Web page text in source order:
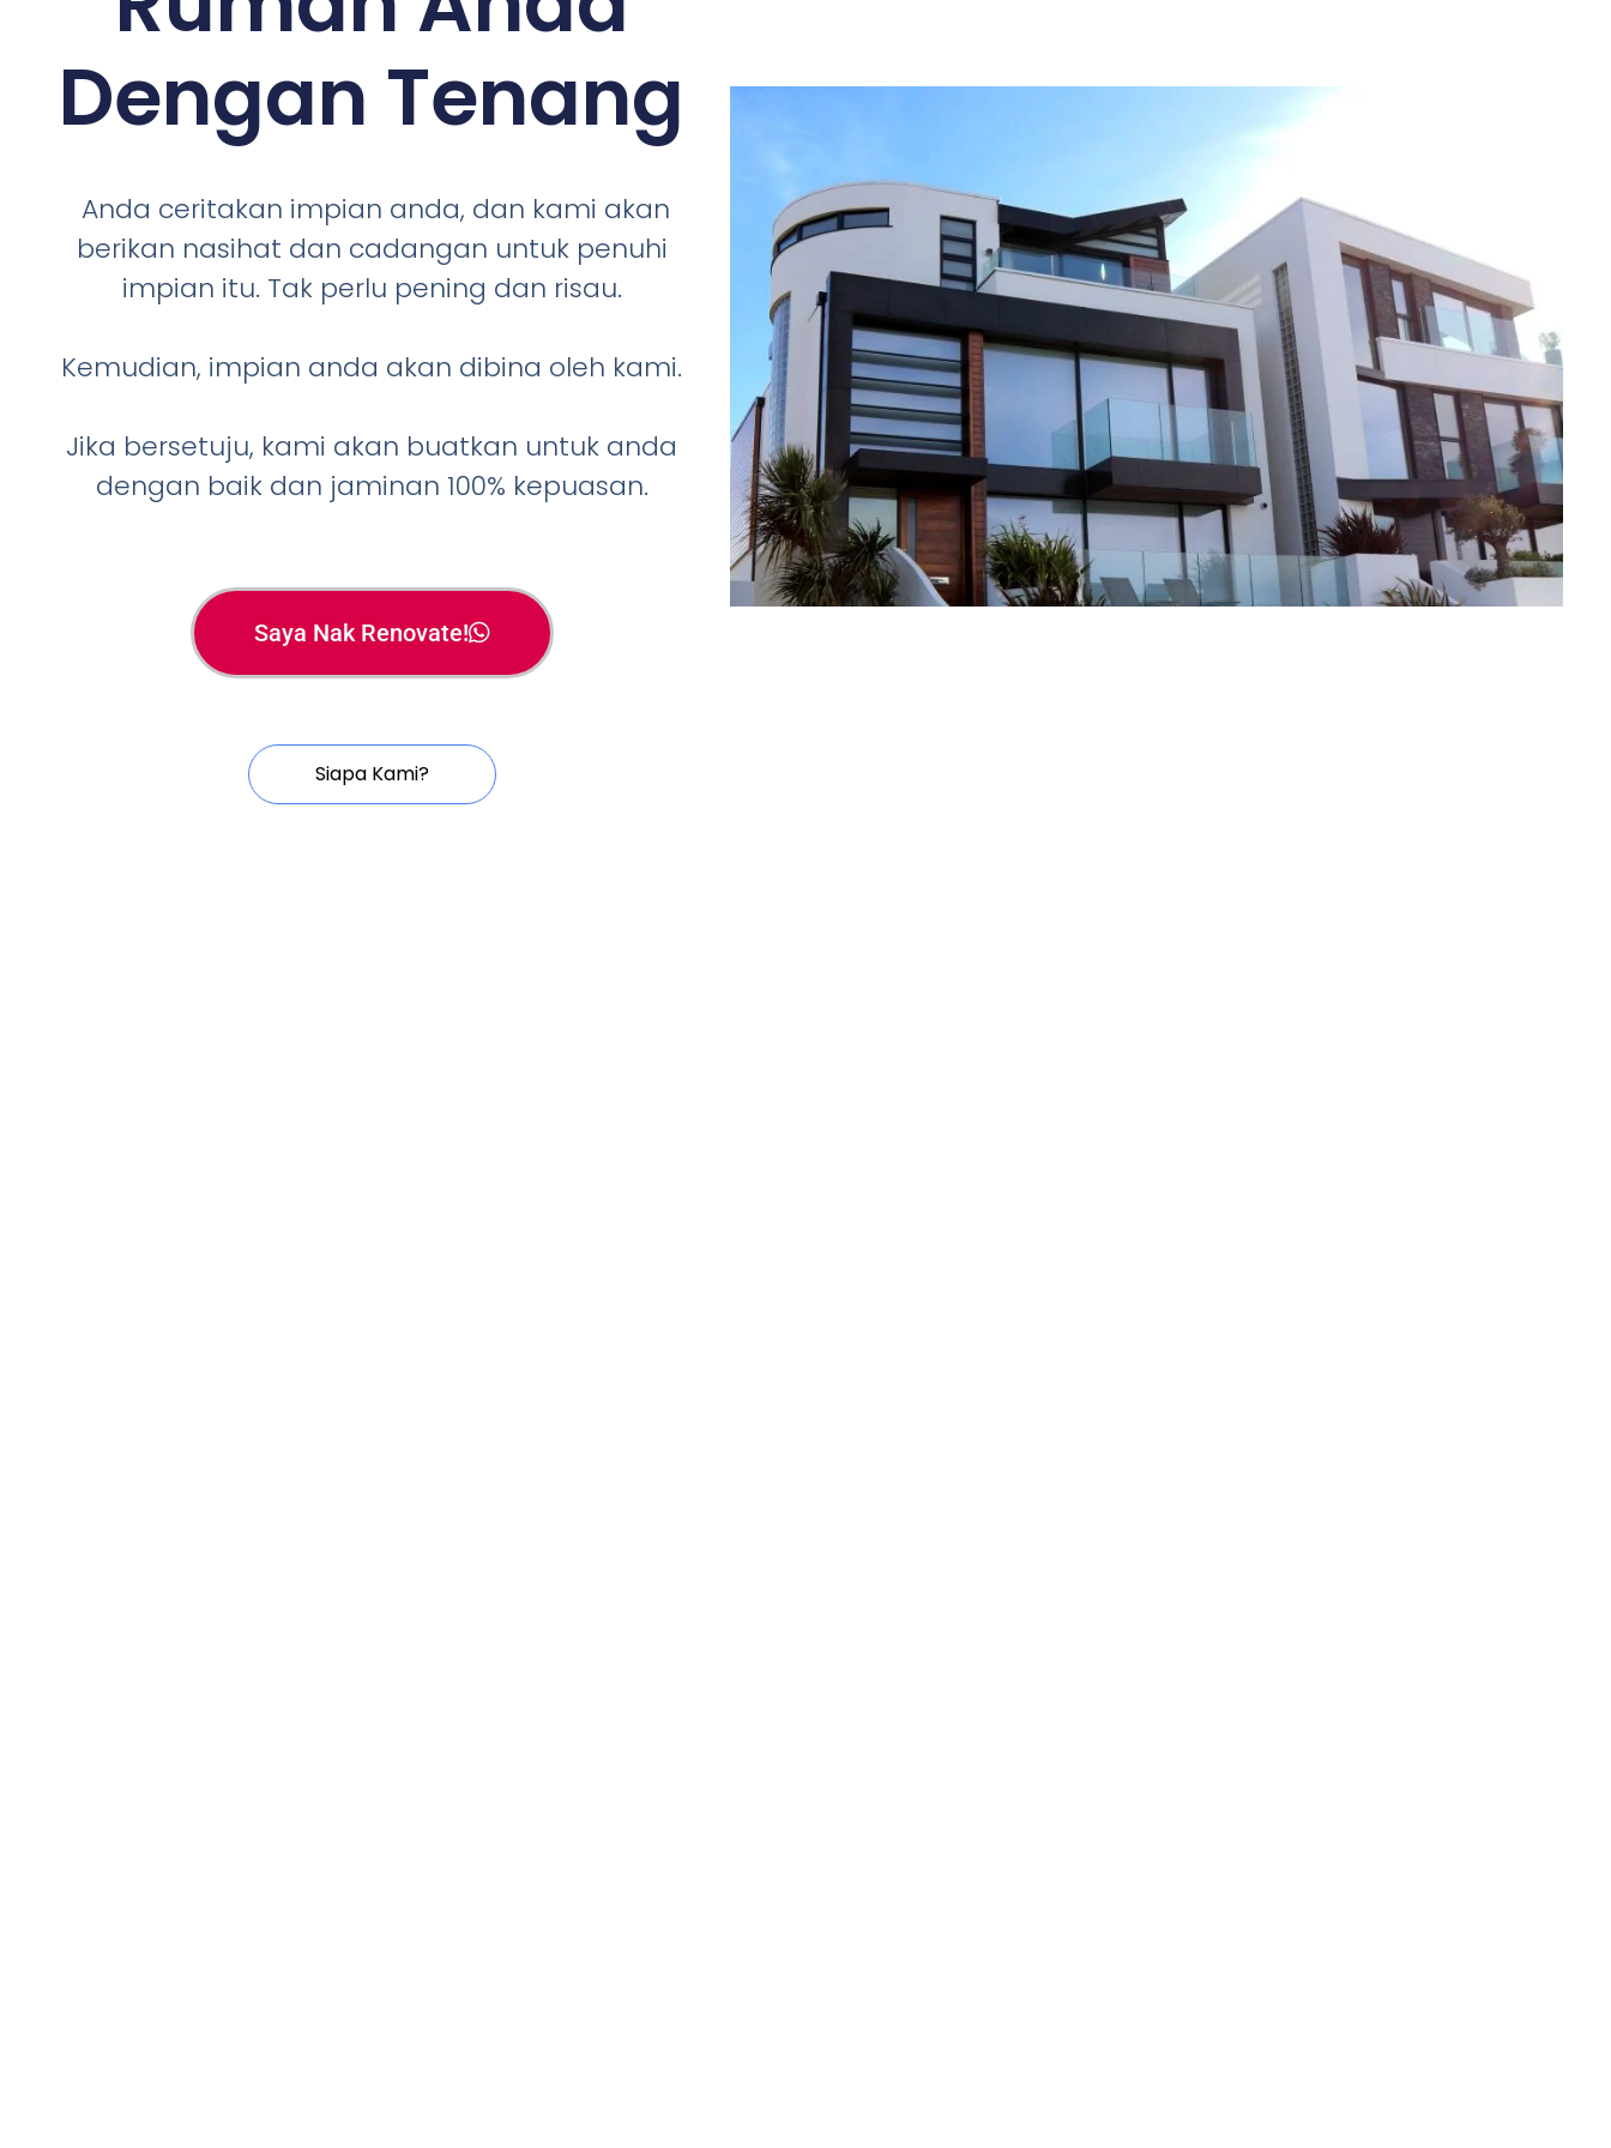
Dengan Tenang
Anda ceritakan impian anda, dan kami akan
berikan nasihat dan cadangan untuk penuhi
impian itu. Tak perlu pening dan risau.
Kemudian, impian anda akan dibina oleh kami.
Jika bersetuju, kami akan buatkan untuk anda
dengan baik dan jaminan 100% kepuasan.
Saya Nak Renovate!
Siapa Kami?